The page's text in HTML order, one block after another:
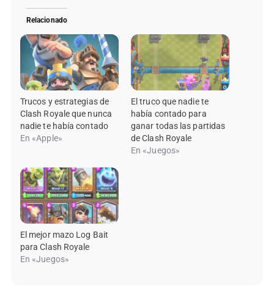
Relacionado
Trucos y estrategias de
Clash Royale que nunca
nadie te había contado
En «Apple»
El truco que nadie te
había contado para
ganar todas las partidas
de Clash Royale
En «Juegos»
El mejor mazo Log Bait
para Clash Royale
En «Juegos»